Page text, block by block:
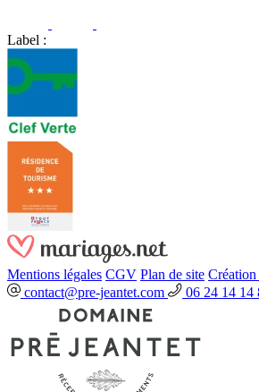
Label :
Mentions légales CGV Plan de site Création
contact@pre-jeantet.com
06 24 14 14